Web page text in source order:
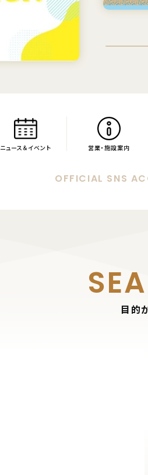
ニュース ＆イベント 営業・ 施設案内
OFFICIAL SNS
目的